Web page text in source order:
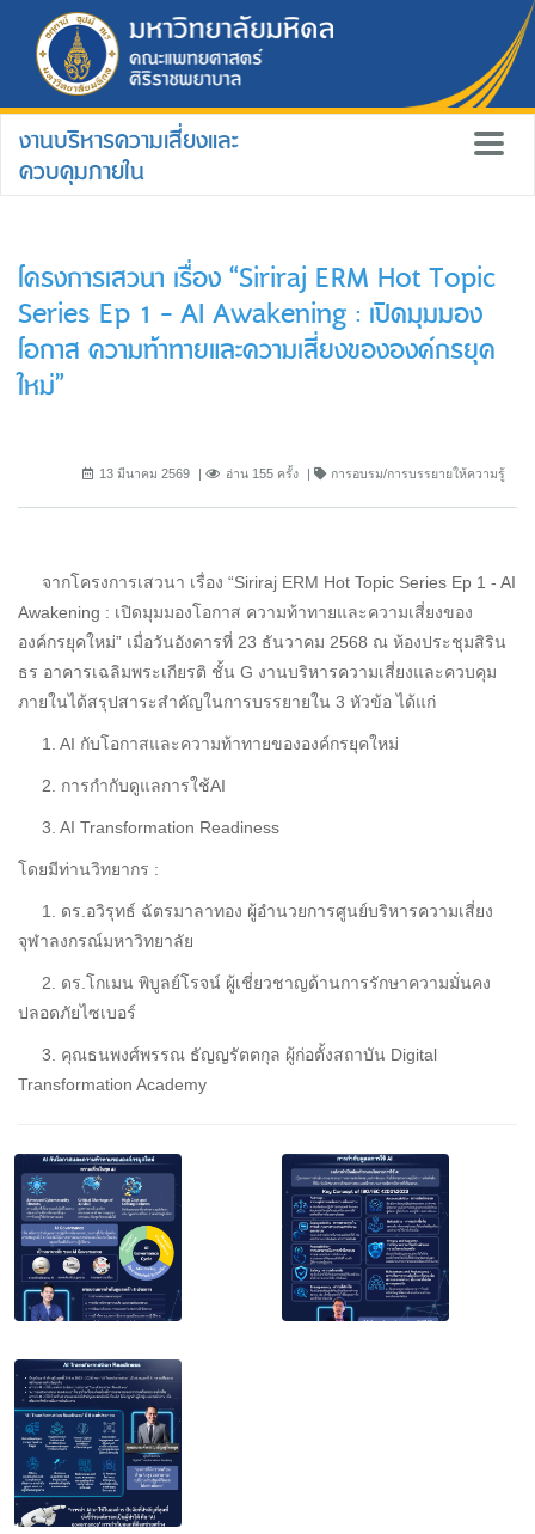
งานบริหารความเสี่ยงและ
ควบคุมภายใน
โครงการเสวนา เรื่อง “Siriraj ERM Hot Topic
Series Ep 1 - AI Awakening : เปิดมุมมอง
โอกาส ความท้าทายและความเสี่ยงขององค์กรยุค
ใหม่”
13 มีนาคม 2569 อ่าน 155 ครั้ง การอบรม/การบรรยายให้ความรู้
จากโครงการเสวนา เรื่อง “Siriraj ERM Hot Topic Series Ep 1 - AI
Awakening : เปิดมุมมองโอกาส ความท้าทายและความเสี่ยงของ
องค์กรยุคใหม่” เมื่อวันอังคารที่ 23 ธันวาคม 2568 ณ ห้องประชุมสิริน
ธร อาคารเฉลิมพระเกียรติ ชั้น G งานบริหารความเสี่ยงและควบคุม
ภายในได้สรุปสาระสำคัญในการบรรยายใน 3 หัวข้อ ได้แก่
1. AI กับโอกาสและความท้าทายขององค์กรยุคใหม่
2. การกำกับดูแลการใช้AI
3. AI Transformation Readiness
โดยมีท่านวิทยากร :
1. ดร.อวิรุทธ์ ฉัตรมาลาทอง ผู้อำนวยการศูนย์บริหารความเสี่ยง
จุฬาลงกรณ์มหาวิทยาลัย
2. ดร.โกเมน พิบูลย์โรจน์ ผู้เชี่ยวชาญด้านการรักษาความมั่นคง
ปลอดภัยไซเบอร์
3. คุณธนพงศ์พรรณ ธัญญรัตตกุล ผู้ก่อตั้งสถาบัน Digital
Transformation Academy